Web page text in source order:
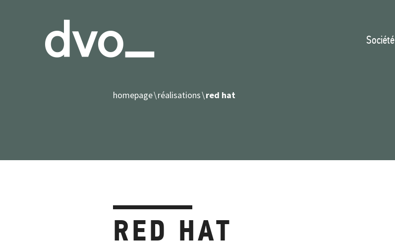
Société
homepage réalisations red hat
RED HAT